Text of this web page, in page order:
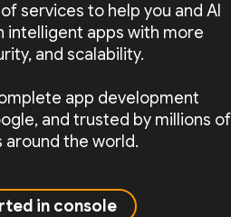
services to help you and AI
intelligent apps with more
and scalability.
app development
and trusted by millions of
around the world.
in console